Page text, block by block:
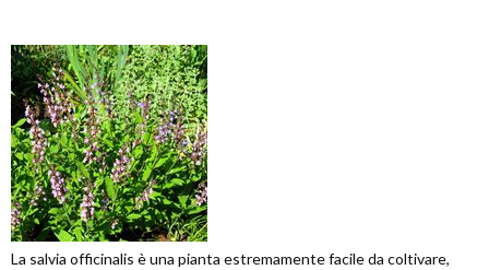
La salvia officinalis è una pianta estremamente facile da coltivare,